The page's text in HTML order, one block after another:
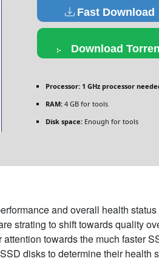
Fast Download
Download
Processor:1 GHz processor
RAM:4 GB for tools
Disk space:Enough for tools
and overall health
strating to shift towards quality
towards the much faster
disks to determine their health